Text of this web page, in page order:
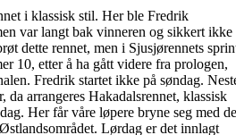
i klassisk stil. Her ble Fredrik
var langt bak vinneren og sikkert ikke
dette rennet, men i Sjusjørennets
10, etter å ha gått videre fra prologen,
Fredrik startet ikke på søndag.
da arrangeres Hakadalsrennet, klassisk
Her får våre løpere bryne seg med de
Lørdag er det innlagt